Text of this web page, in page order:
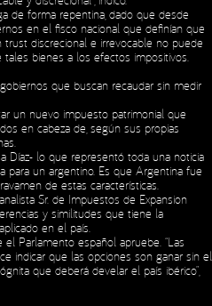
de forma repentina, dado que desde
en el fisco nacional que definían que
discrecional e irrevocable no puede
bienes a los efectos impositivos.
que buscan recaudar sin medir
un nuevo impuesto patrimonial que
en cabeza de, según sus propias
Díaz- lo que representó toda una noticia
para un argentino. Es que Argentina fue
de estas características.
Sr. de Impuestos de Expansion
y similitudes que tiene la
en el país.
Parlamento español apruebe. “Las
indicar que las opciones son ganar sin el
que deberá develar el país ibérico”,
All rights reserved.Privacy Policy
Media